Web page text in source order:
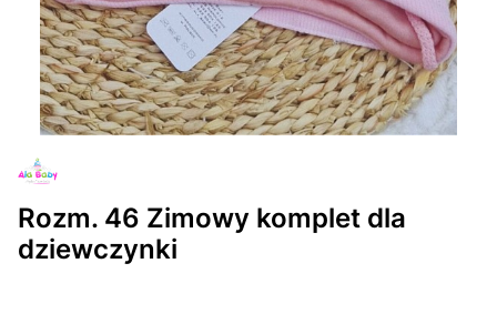
Rozm. 46 Zimowy komplet dla
dziewczynki